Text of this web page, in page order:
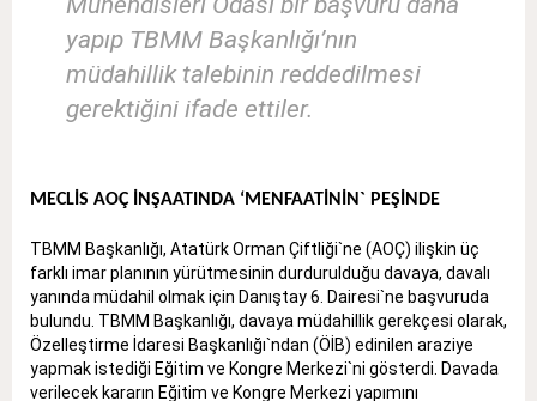
yapıp TBMM Başkanlığı’nın
müdahillik talebinin reddedilmesi
gerektiğini ifade ettiler.
MECLİS AOÇ İNŞAATINDA ‘MENFAATİNİN` PEŞİNDE
TBMM Başkanlığı, Atatürk Orman Çiftliği`ne (AOÇ) ilişkin üç
farklı imar planının yürütmesinin durdurulduğu davaya, davalı
yanında müdahil olmak için Danıştay 6. Dairesi`ne başvuruda
bulundu. TBMM Başkanlığı, davaya müdahillik gerekçesi olarak,
Özelleştirme İdaresi Başkanlığı`ndan (ÖİB) edinilen araziye
yapmak istediği Eğitim ve Kongre Merkezi`ni gösterdi. Davada
verilecek kararın Eğitim ve Kongre Merkezi yapımını